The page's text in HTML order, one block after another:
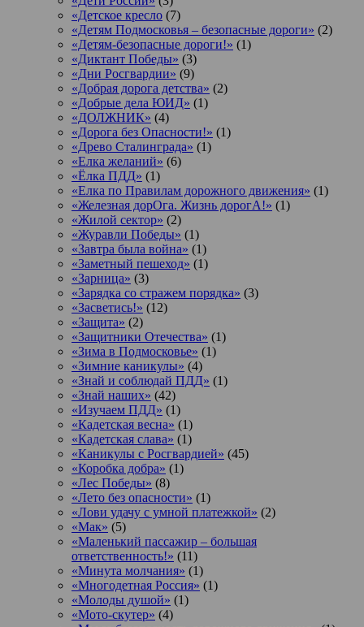
«Детское кресло (7)
«Детям Подмосковья – безопасные дороги» (2)
«Детям-безопасные дороги!» (1)
«Диктант Победы» (3)
«Дни Росгвардии» (9)
«Добрая дорога детства» (2)
«Добрые дела ЮИД» (1)
«ДОЛЖНИК» (4)
«Дорога без Опасности!» (1)
«Древо Сталинграда» (1)
«Елка желаний» (6)
«Ёлка ПДД» (1)
«Елка по Правилам дорожного движения» (1)
«Железная дорОга. Жизнь дорогА!» (1)
«Жилой сектор» (2)
«Журавли Победы» (1)
«Завтра была война» (1)
«Заметный пешеход» (1)
«Зарница» (3)
«Зарядка со стражем порядка» (3)
«Засветись!» (12)
«Защита» (2)
«Защитники Отечества» (1)
«Зима в Подмосковье» (1)
«Зимние каникулы» (4)
«Знай и соблюдай ПДД» (1)
«Знай наших» (42)
«Изучаем ПДД» (1)
«Кадетская весна» (1)
«Кадетская слава» (1)
«Каникулы с Росгвардией» (45)
«Коробка добра» (1)
«Лес Победы» (8)
«Лето без опасности» (1)
«Лови удачу с умной платежкой» (2)
«Мак» (5)
«Маленький пассажир – большая
ответственность!» (11)
«Минута молчания» (1)
«Многодетная Россия» (1)
«Молоды душой» (1)
«Мото-скутер» (4)